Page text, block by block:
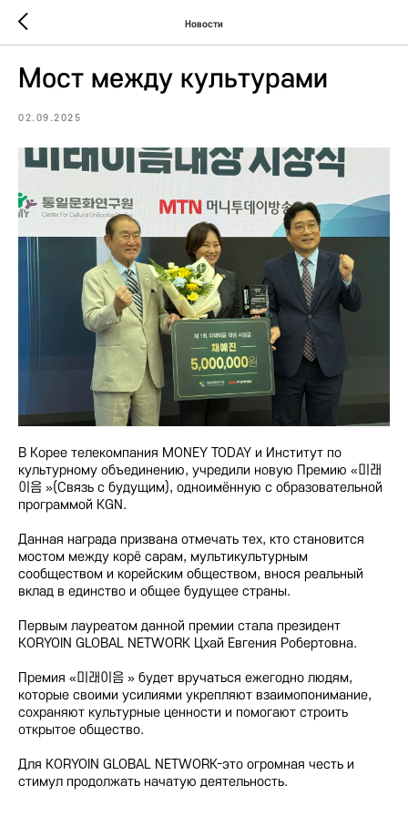
Новости
Мост между культурами
02.09.2025
В Корее телекомпания MONEY TODAY и Институт по
культурному объединению, учредили новую Премию «미래
이음 »(Связь с будущим), одноимённую с образовательной
программой KGN.
Данная награда призвана отмечать тех, кто становится
мостом между корё сарам, мультикультурным
сообществом и корейским обществом, внося реальный
вклад в единство и общее будущее страны.
Первым лауреатом данной премии стала президент
KORYOIN GLOBAL NETWORK Цхай Евгения Робертовна.
Премия «미래이음 » будет вручаться ежегодно людям,
которые своими усилиями укрепляют взаимопонимание,
сохраняют культурные ценности и помогают строить
открытое общество.
Для KORYOIN GLOBAL NETWORK-это огромная честь и
стимул продолжать начатую деятельность.